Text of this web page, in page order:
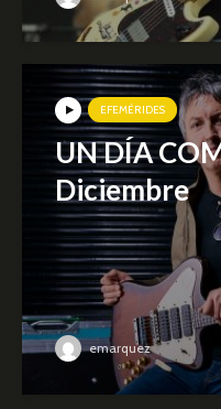
EFEMÉRIDES
UN DÍA
Diciembre
emarquez